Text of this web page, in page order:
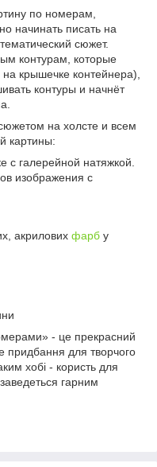
по номерам,
начинать писать на
сюжет.
контурам, которые
крышечке контейнера),
контуры и начнёт
на холсте и всем
картины:
с галерейной натяжкой.
изображения с
акрилових фарб у
- це прекрасний
придбання для творчого
хобі - користь для
гарним